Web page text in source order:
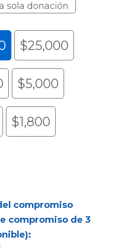
sola donación
$25,000
$5,000
$1,800
compromiso
compromiso de 3